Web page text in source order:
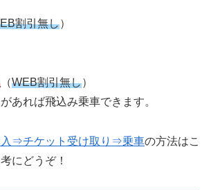
割引無し）
（WEB割引無し）
あれば飛込み乗車できます。
⇒チケット受け取り⇒乗車の方法はこ
にどうぞ！